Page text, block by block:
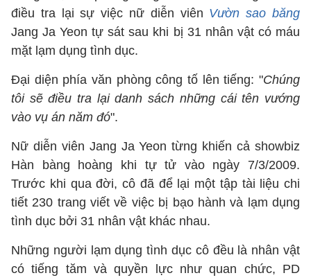
điều tra lại sự việc nữ diễn viên Vườn sao băng
Jang Ja Yeon tự sát sau khi bị 31 nhân vật có máu
mặt lạm dụng tình dục.
Đại diện phía văn phòng công tố lên tiếng: "Chúng
tôi sẽ điều tra lại danh sách những cái tên vướng
vào vụ án năm đó".
Nữ diễn viên Jang Ja Yeon từng khiến cả showbiz
Hàn bàng hoàng khi tự tử vào ngày 7/3/2009.
Trước khi qua đời, cô đã để lại một tập tài liệu chi
tiết 230 trang viết về việc bị bạo hành và lạm dụng
tình dục bởi 31 nhân vật khác nhau.
Những người lạm dụng tình dục cô đều là nhân vật
có tiếng tăm và quyền lực như quan chức, PD